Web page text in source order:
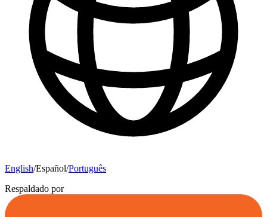
English/Español/Português
Respaldado por